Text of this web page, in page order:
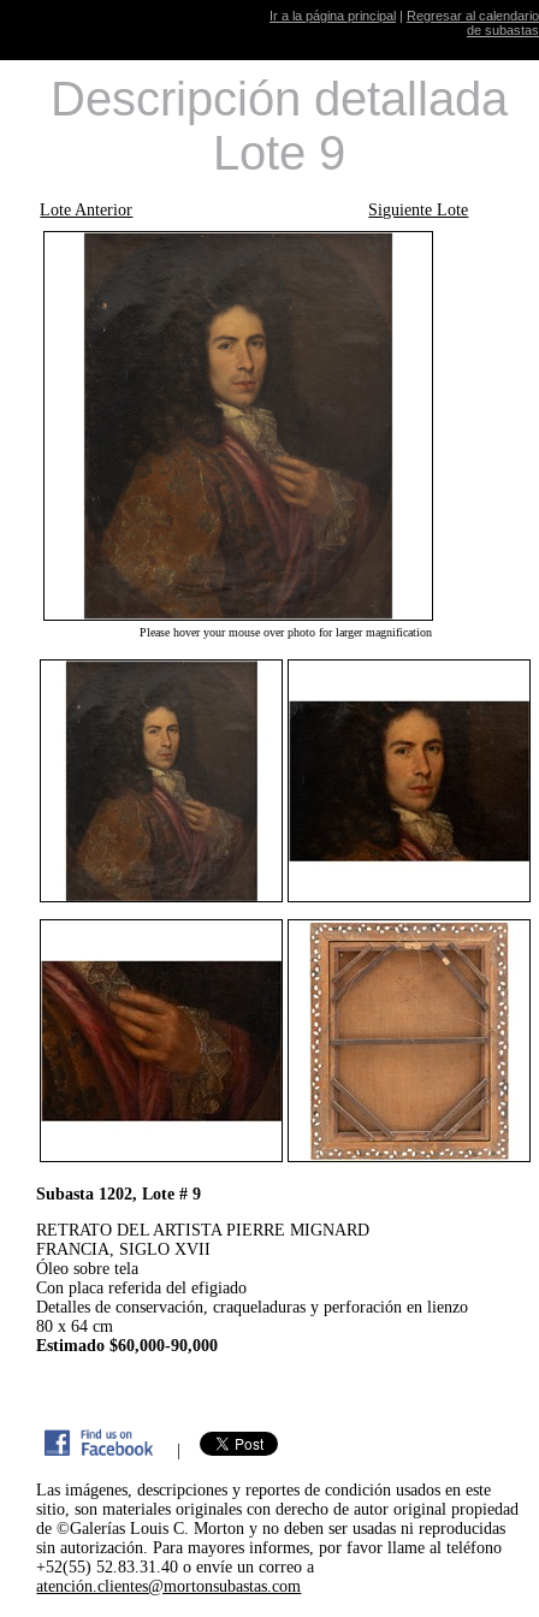
Ir a la página principal | Regresar al calendario
de subastas
Descripción detallada
Lote 9
Lote Anterior Siguiente Lote
Please hover your mouse over photo for larger magnification
Subasta 1202, Lote # 9
RETRATO DEL ARTISTA PIERRE MIGNARD
FRANCIA, SIGLO XVII
Óleo sobre tela
Con placa referida del efigiado
Detalles de conservación, craqueladuras y perforación en lienzo
80 x 64 cm
Estimado $60,000-90,000
|
Las imágenes, descripciones y reportes de condición usados en este
sitio, son materiales originales con derecho de autor original propiedad
de ©Galerías Louis C. Morton y no deben ser usadas ni reproducidas
sin autorización. Para mayores informes, por favor llame al teléfono
+52(55) 52.83.31.40 o envíe un correo a
atención.clientes@mortonsubastas.com